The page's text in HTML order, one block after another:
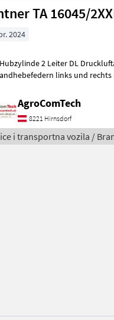
TA 16045/
2024
2 Leiter DL
links und rechts
AgroComTech
8221 Hirnsdorf
i transportna vozila /